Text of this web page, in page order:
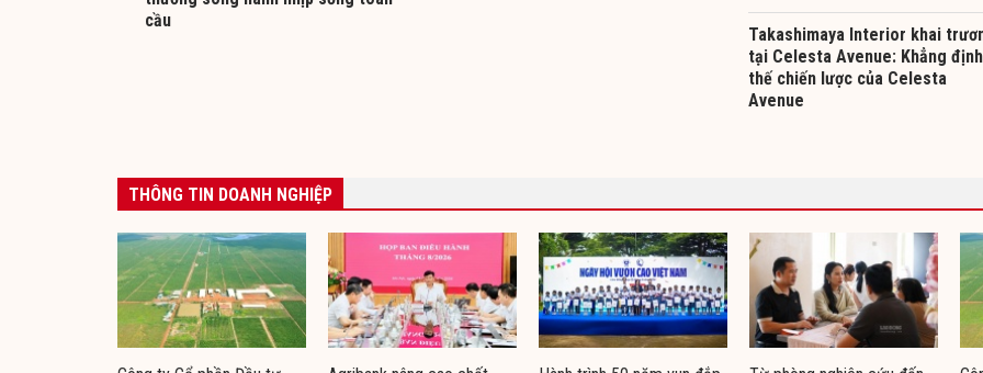
cầu
Takashimaya Interior khai
tại Celesta Avenue: Khẳng
thế chiến lược của Celesta
Avenue
THÔNG TIN DOANH NGHIỆP